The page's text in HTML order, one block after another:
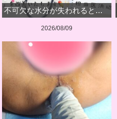
不可欠な水分が失われると…
2026/08/09